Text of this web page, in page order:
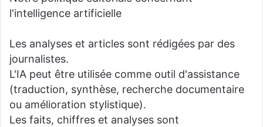
l'intelligence artificielle
Les analyses et articles sont rédigées par des
journalistes.
L'IA peut être utilisée comme outil d'assistance
(traduction, synthèse, recherche documentaire
ou amélioration stylistique).
Les faits, chiffres et analyses sont